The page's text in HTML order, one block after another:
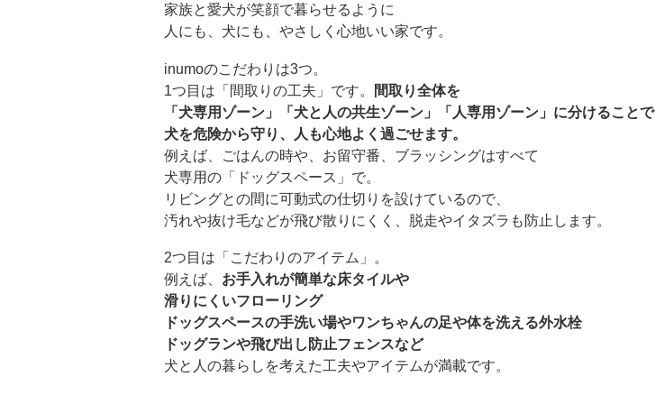
家族と愛犬が笑顔で暮らせるように
人にも、犬にも、やさしく心地いい家です。
inumoのこだわりは3つ。
1つ目は「間取りの工夫」です。
間取り全体を
「犬専用ゾーン」「犬と人の共生ゾーン」「人専用ゾーン」に分けることで
犬を危険から守り、人も心地よく過ごせます。
例えば、ごはんの時や、お留守番、ブラッシングはすべて
犬専用の「ドッグスペース」で。
リビングとの間に可動式の仕切りを設けているので、
汚れや抜け毛などが飛び散りにくく、脱走やイタズラも防止します。
2つ目は「こだわりのアイテム」。
例えば、 お手入れが簡単な床タイルや
滑りにくいフローリング
ドッグスペースの手洗い場やワンちゃんの足や体を洗える外水栓
ドッグランや飛び出し防止フェンスなど
犬と人の暮らしを考えた工夫やアイテムが満載です。